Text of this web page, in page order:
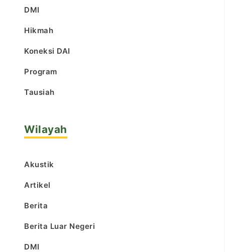
DMI
Hikmah
Koneksi DAI
Program
Tausiah
Wilayah
Akustik
Artikel
Berita
Berita Luar Negeri
DMI